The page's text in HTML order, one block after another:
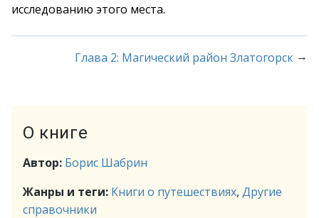
исследованию этого места.
Глава 2: Магический район Златогорск →
О книге
Автор: Борис Шабрин
Жанры и теги: Книги о путешествиях, Другие
справочники